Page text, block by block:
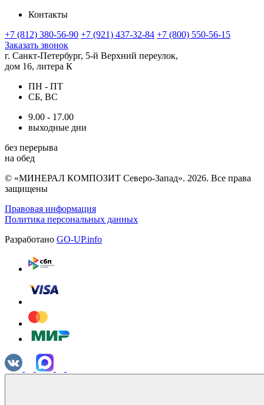
Контакты
+7 (812) 380-56-90 +7 (921) 437-32-84 +7 (800) 550-56-15
Заказать звонок
г. Санкт-Петербург, 5-й Верхний переулок,
дом 16, литера К
ПН - ПТ
СБ, ВС
9.00 - 17.00
выходные дни
без перерыва
на обед
© «МИНЕРАЛ КОМПОЗИТ Северо-Запад». 2026. Все права
защищены
Правовая информация
Политика персональных данных
Разработано GO-UP.info